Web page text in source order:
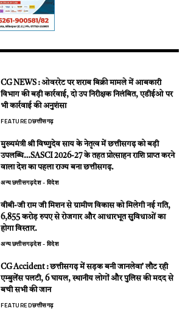
CG NEWS : ओवररेट पर शराब बिक्री मामले में आबकारी
विभाग की बड़ी कार्रवाई, दो उप निरीक्षक निलंबित, एडीईओ पर
भी कार्रवाई की अनुशंसा
FEATUREDछत्तीसगढ़
मुख्यमंत्री श्री विष्णुदेव साय के नेतृत्व में छत्तीसगढ़ को बड़ी
उपलब्धि…SASCI 2026-27 के तहत प्रोत्साहन राशि प्राप्त करने
वाला देश का पहला राज्य बना छत्तीसगढ़.
अन्यछत्तीसगढ़देश - विदेश
वीबी-जी राम जी मिशन से ग्रामीण विकास को मिलेगी नई गति,
6,855 करोड़ रुपए से रोजगार और आधारभूत सुविधाओं का
होगा विस्तार.
अन्यछत्तीसगढ़देश - विदेश
CG Accident : छत्तीसगढ़ में सड़क बनी जानलेवा’ लौट रही
एम्बुलेंस पलटी, 6 घायल, स्थानीय लोगों और पुलिस की मदद से
बची सभी की जान
FEATUREDछत्तीसगढ़